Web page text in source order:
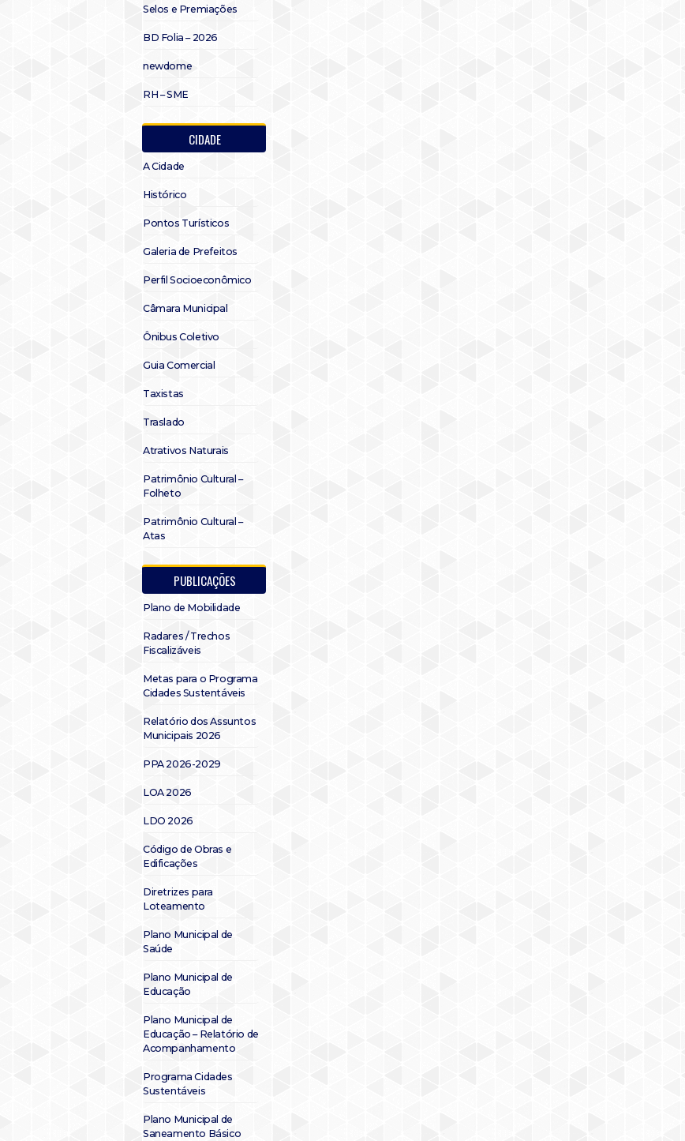
Selos e Premiações
BD Folia – 2026
newdome
RH – SME
CIDADE
A Cidade
Histórico
Pontos Turísticos
Galeria de Prefeitos
Perfil Socioeconômico
Câmara Municipal
Ônibus Coletivo
Guia Comercial
Taxistas
Traslado
Atrativos Naturais
Patrimônio Cultural –
Folheto
Patrimônio Cultural –
Atas
PUBLICAÇÕES
Plano de Mobilidade
Radares / Trechos
Fiscalizáveis
Metas para o Programa
Cidades Sustentáveis
Relatório dos Assuntos
Municipais 2026
PPA 2026-2029
LOA 2026
LDO 2026
Código de Obras e
Edificações
Diretrizes para
Loteamento
Plano Municipal de
Saúde
Plano Municipal de
Educação
Plano Municipal de
Educação – Relatório de
Acompanhamento
Programa Cidades
Sustentáveis
Plano Municipal de
Saneamento Básico